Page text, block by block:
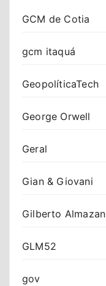
GCM de Cotia
gcm itaquá
GeopolíticaTech
George Orwell
Geral
Gian & Giovani
Gilberto Almazan
GLM52
gov